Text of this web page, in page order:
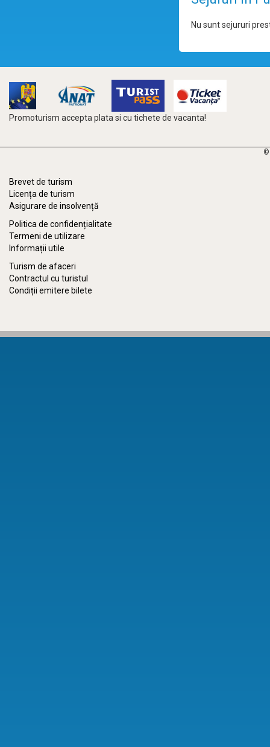
Nu sunt sejururi
Promoturism accepta plata si cu tichete de vacanta!
©
Brevet de turism
Licența de turism
Asigurare de insolvență
Politica de confidențialitate
Termeni de utilizare
Informații utile
Turism de afaceri
Contractul cu turistul
Condiții emitere bilete